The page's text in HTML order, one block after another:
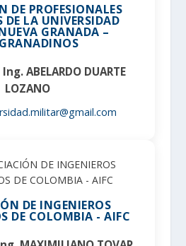
DE PROFESIONALES
DE LA UNIVERSIDAD
GRANADA –
ABELARDO DUARTE
LOZANO
DE INGENIEROS
DE COLOMBIA - AIFC